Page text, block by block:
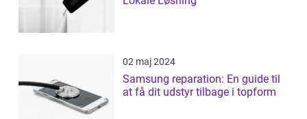
02 maj 2024
Samsung reparation: En guide til
at få dit udstyr tilbage i topform